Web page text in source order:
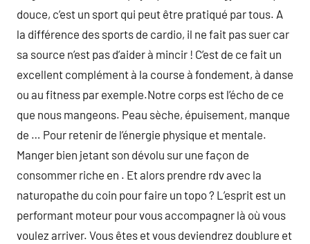
douce, c’est un sport qui peut être pratiqué par tous. A
la différence des sports de cardio, il ne fait pas suer car
sa source n’est pas d’aider à mincir ! C’est de ce fait un
excellent complément à la course à fondement, à danse
ou au fitness par exemple.Notre corps est l’écho de ce
que nous mangeons. Peau sèche, épuisement, manque
de … Pour retenir de l’énergie physique et mentale.
Manger bien jetant son dévolu sur une façon de
consommer riche en . Et alors prendre rdv avec la
naturopathe du coin pour faire un topo ? L’esprit est un
performant moteur pour vous accompagner là où vous
voulez arriver. Vous êtes et vous deviendrez doublure et